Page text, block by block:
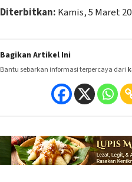
Diterbitkan: Kamis, 5 Maret
Bagikan Artikel Ini
Bantu sebarkan informasi terpercaya dari